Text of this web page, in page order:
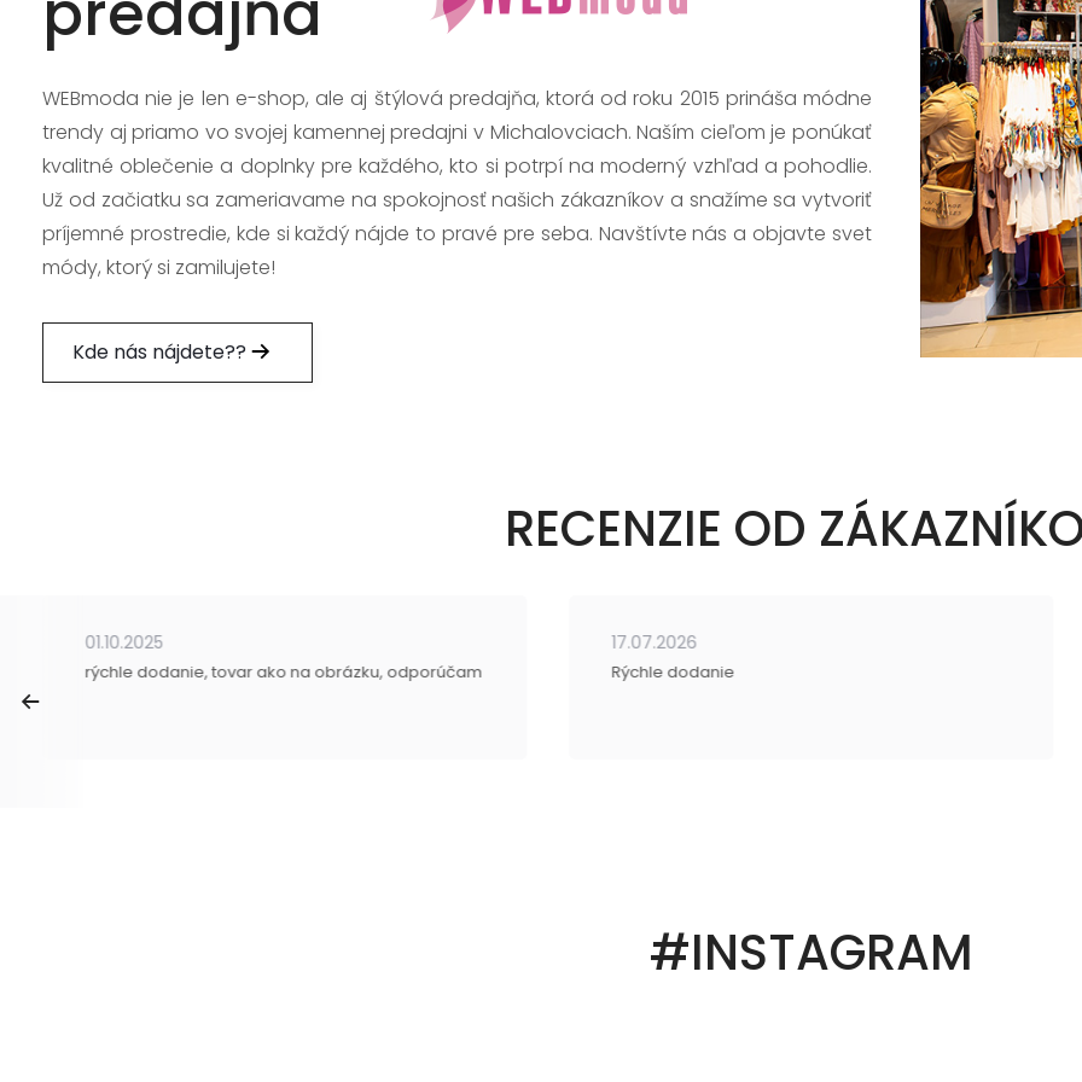
WEBmoda nie je len e-shop, ale aj štýlová predajňa, ktorá od roku 2015 prináša módne
trendy aj priamo vo svojej kamennej predajni v Michalovciach. Naším cieľom je ponúkať
kvalitné oblečenie a doplnky pre každého, kto si potrpí na moderný vzhľad a pohodlie.
Už od začiatku sa zameriavame na spokojnosť našich zákazníkov a snažíme sa vytvoriť
príjemné prostredie, kde si každý nájde to pravé pre seba. Navštívte nás a objavte svet
módy, ktorý si zamilujete!
Kde nás nájdete??
RECENZIE OD
01.10.2025
rýchle dodanie, tovar ako na obrázku, odporúčam
17.07.2026
Rýchle dodanie
#INSTAGRAM